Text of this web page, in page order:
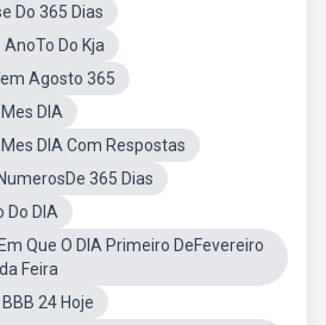
Do 365 Dias
Do Kja
Agosto 365
DIA
DIA Com Respostas
365 Dias
Do DIA
Que O DIA Primeiro DeFevereiro
Feira
24 Hoje